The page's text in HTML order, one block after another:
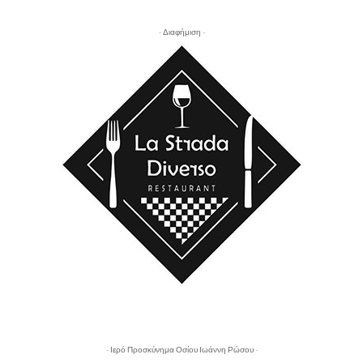
- Διαφήμιση -
- Ιερό Προσκύνημα Οσίου Ιωάννη Ρώσου -